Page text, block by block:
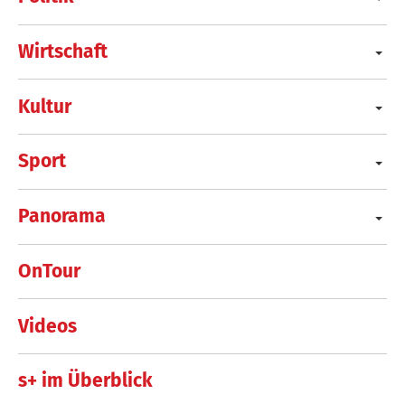
Wirtschaft
Kultur
Sport
Panorama
OnTour
Videos
s+ im Überblick